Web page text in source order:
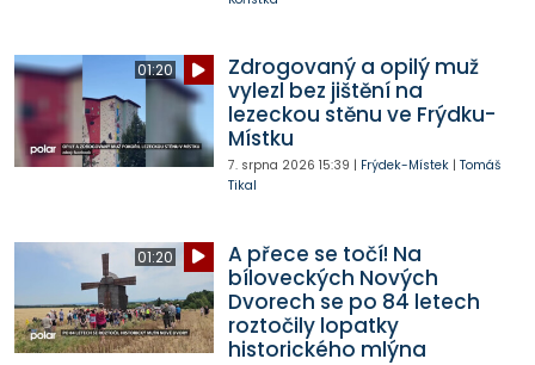
01:20
Zdrogovaný a opilý muž
vylezl bez jištění na
lezeckou stěnu ve Frýdku-
Místku
7. srpna 2026 15:39 | Frýdek-Místek| Tomáš
Tikal
01:20
A přece se točí! Na
bíloveckých Nových
Dvorech se po 84 letech
roztočily lopatky
historického mlýna